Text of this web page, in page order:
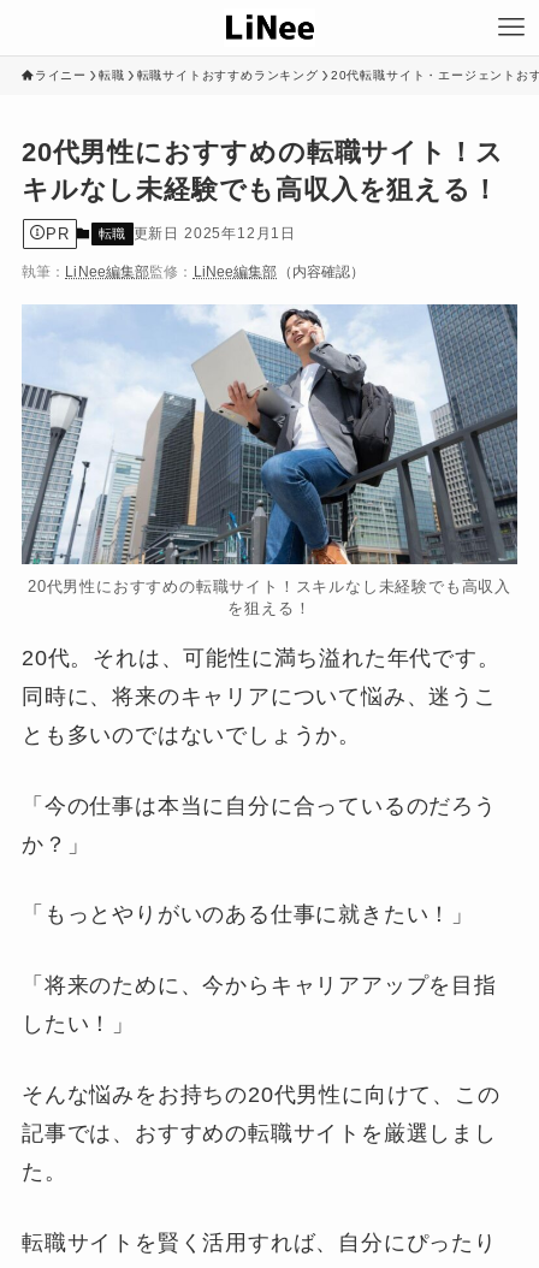
ライニー 転職 転職サイトおすすめランキング 20代転職サイト・エージェントお
20代男性におすすめの転職サイト！ス
キルなし未経験でも高収入を狙える！
PR 転職 2025年12月1日
執筆： LiNee編集部監修： LiNee編集部 （内容確認）
20代男性におすすめの転職サイト！スキルなし未経験でも高収入
を狙える！
20代。それは、可能性に満ち溢れた年代です。
同時に、将来のキャリアについて悩み、迷うこ
とも多いのではないでしょうか。
「今の仕事は本当に自分に合っているのだろう
か？」
「もっとやりがいのある仕事に就きたい！」
「将来のために、今からキャリアアップを目指
したい！」
そんな悩みをお持ちの20代男性に向けて、この
記事では、おすすめの転職サイトを厳選しまし
た。
転職サイトを賢く活用すれば、自分にぴったり